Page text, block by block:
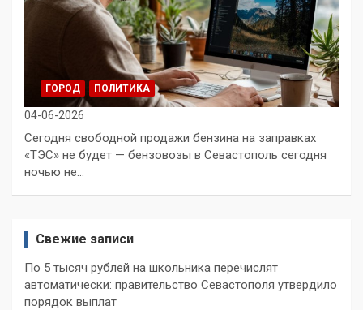
ГОРОД ПОЛИТИКА
04-06-2026
Cегодня свободной продажи бензина на заправках
«ТЭС» не будет — бензовозы в Севастополь сегодня
ночью не…
Свежие записи
По 5 тысяч рублей на школьника перечислят
автоматически: правительство Севастополя утвердило
порядок выплат